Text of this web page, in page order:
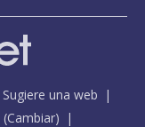
Sugiere una web
(Cambiar)